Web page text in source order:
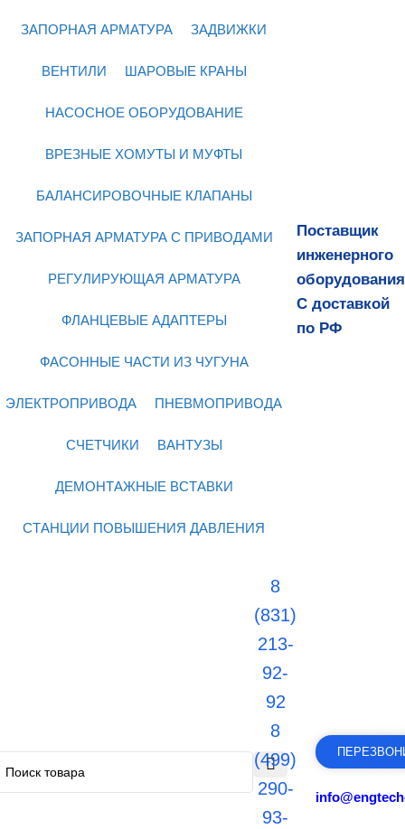
ЗАПОРНАЯ АРМАТУРА ЗАДВИЖКИ
ВЕНТИЛИ ШАРОВЫЕ КРАНЫ
НАСОСНОЕ ОБОРУДОВАНИЕ
ВРЕЗНЫЕ ХОМУТЫ И МУФТЫ
БАЛАНСИРОВОЧНЫЕ КЛАПАНЫ
ЗАПОРНАЯ АРМАТУРА С ПРИВОДАМИ
РЕГУЛИРУЮЩАЯ АРМАТУРА
ФЛАНЦЕВЫЕ АДАПТЕРЫ
ФАСОННЫЕ ЧАСТИ ИЗ ЧУГУНА
ЭЛЕКТРОПРИВОДА ПНЕВМОПРИВОДА
СЧЕТЧИКИ ВАНТУЗЫ
ДЕМОНТАЖНЫЕ ВСТАВКИ
СТАНЦИИ ПОВЫШЕНИЯ ДАВЛЕНИЯ
Поставщик
инженерного
оборудования
С доставкой
по РФ
8
(831)
213-
92-
92
8
(499)
290-
93-